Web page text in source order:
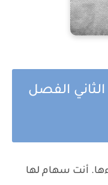
الثاني الفصل
أنت سهام لها